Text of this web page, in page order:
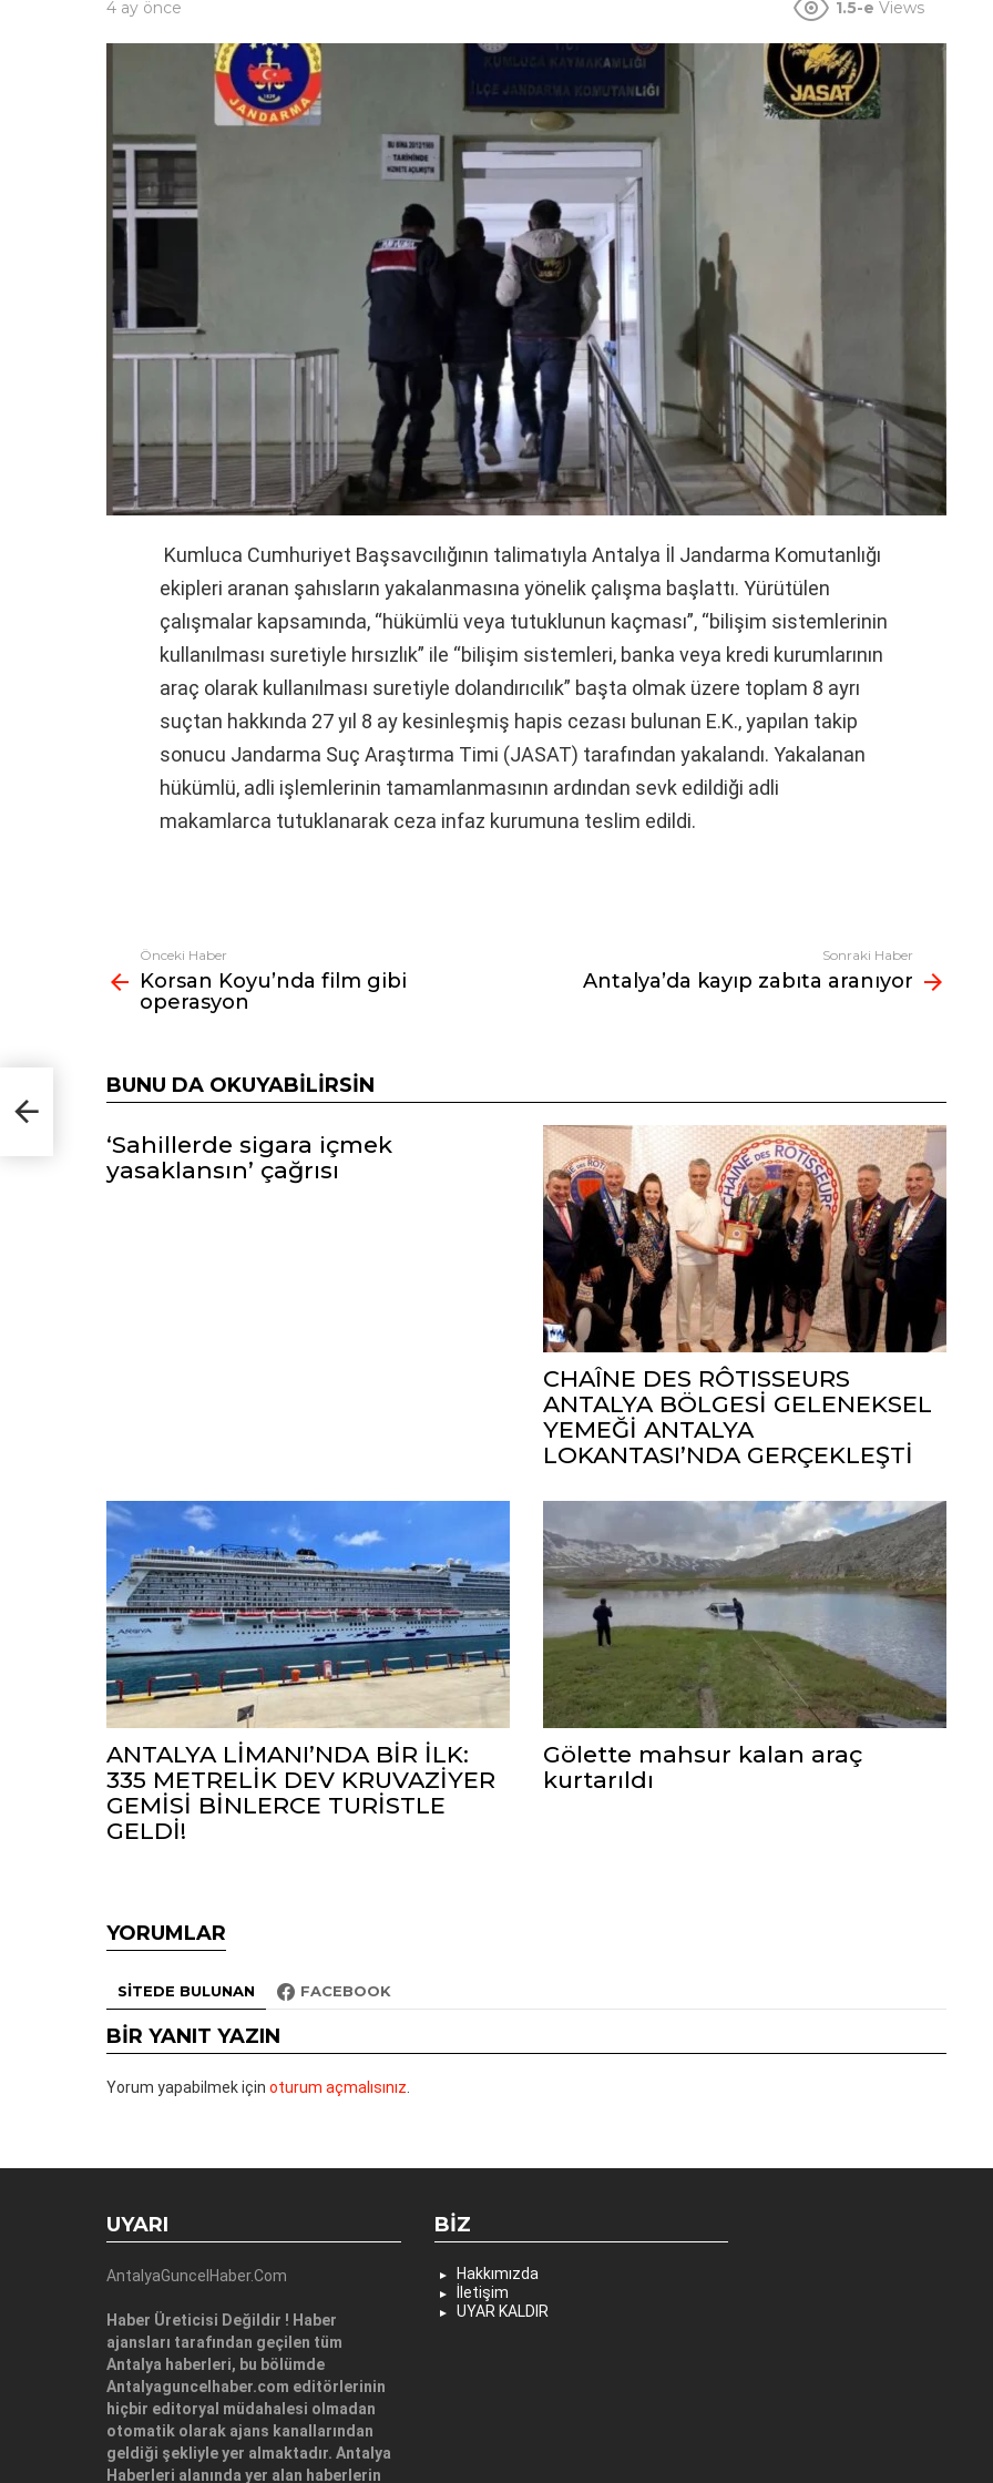
4 ay önce 1.5-e Views
Kumluca Cumhuriyet Başsavcılığının talimatıyla Antalya İl Jandarma Komutanlığı
ekipleri aranan şahısların yakalanmasına yönelik çalışma başlattı. Yürütülen
çalışmalar kapsamında, “hükümlü veya tutuklunun kaçması”, “bilişim sistemlerinin
kullanılması suretiyle hırsızlık” ile “bilişim sistemleri, banka veya kredi kurumlarının
araç olarak kullanılması suretiyle dolandırıcılık” başta olmak üzere toplam 8 ayrı
suçtan hakkında 27 yıl 8 ay kesinleşmiş hapis cezası bulunan E.K., yapılan takip
sonucu Jandarma Suç Araştırma Timi (JASAT) tarafından yakalandı. Yakalanan
hükümlü, adli işlemlerinin tamamlanmasının ardından sevk edildiği adli
makamlarca tutuklanarak ceza infaz kurumuna teslim edildi.
Fazlasına
bak
Önceki Haber
Korsan Koyu’nda film gibi
operasyon
Sonraki Haber
Antalya’da kayıp zabıta aranıyor
BUNU DA OKUYABILIRSIN
‘Sahillerde sigara içmek
yasaklansın’ çağrısı
CHAÎNE DES RÔTISSEURS
ANTALYA BÖLGESİ GELENEKSEL
YEMEĞİ ANTALYA
LOKANTASI’NDA GERÇEKLEŞTİ
ANTALYA LİMANI’NDA BİR İLK:
335 METRELİK DEV KRUVAZİYER
GEMİSİ BİNLERCE TURİSTLE
GELDİ!
Gölette mahsur kalan araç
kurtarıldı
YORUMLAR
SITEDE BULUNAN FACEBOOK
BIR YANIT YAZIN
Yorum yapabilmek için oturum açmalısınız
UYARI
AntalyaGuncelHaber.Com
Haber Üreticisi Değildir ! Haber
ajansları tarafından geçilen tüm
Antalya haberleri, bu bölümde
Antalyaguncelhaber.com editörlerinin
hiçbir editoryal müdahalesi olmadan
otomatik olarak ajans kanallarından
geldiği şekliyle yer almaktadır. Antalya
Haberleri alanında yer alan haberlerin
BIZ
Hakkımızda
İletişim
UYAR KALDIR